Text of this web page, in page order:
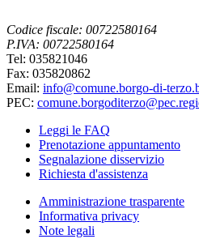
Codice fiscale: 00722580164
P.IVA: 00722580164
Tel: 035821046
Fax: 035820862
Email: info@comune.borgo-di-
PEC:
Leggi le FAQ
Prenotazione appuntamento
Segnalazione disservizio
Richiesta d'assistenza
Amministrazione trasparente
Informativa privacy
Note legali